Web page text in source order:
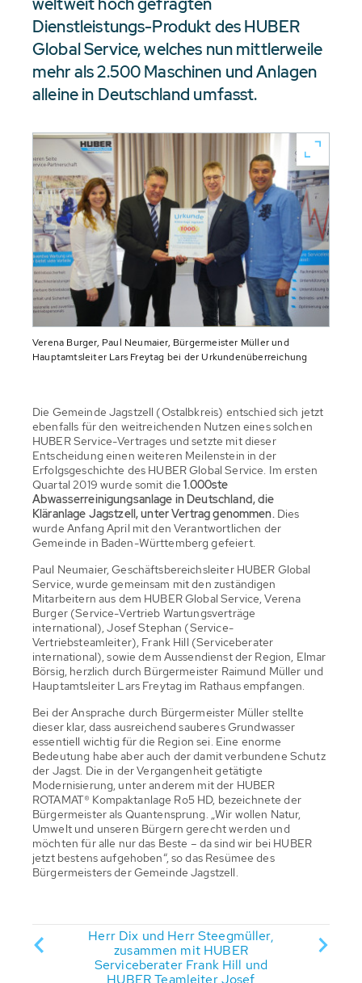
Dienstleistungs-Produkt des HUBER
Global Service, welches nun mittlerweile
mehr als 2.500 Maschinen und Anlagen
alleine in Deutschland umfasst.
Verena Burger, Paul Neumaier, Bürgermeister Müller und
Hauptamtsleiter Lars Freytag bei der Urkundenüberreichung
Die Gemeinde Jagstzell (Ostalbkreis) entschied sich jetzt
ebenfalls für den weitreichenden Nutzen eines solchen
HUBER Service-Vertrages und setzte mit dieser
Entscheidung einen weiteren Meilenstein in der
Erfolgsgeschichte des HUBER Global Service. Im ersten
Quartal 2019 wurde somit die1.000ste
Abwasserreinigungsanlage in Deutschland, die
Kläranlage Jagstzell, unter Vertrag genommen.Dies
wurde Anfang April mit den Verantwortlichen der
Gemeinde in Baden-Württemberg gefeiert.
Paul Neumaier, Geschäftsbereichsleiter HUBER Global
Service, wurde gemeinsam mit den zuständigen
Mitarbeitern aus dem HUBER Global Service, Verena
Burger (Service-Vertrieb Wartungsverträge
international), Josef Stephan (Service-
Vertriebsteamleiter), Frank Hill (Serviceberater
international), sowie dem Aussendienst der Region, Elmar
Börsig, herzlich durch Bürgermeister Raimund Müller und
Hauptamtsleiter Lars Freytag im Rathaus empfangen.
Bei der Ansprache durch Bürgermeister Müller stellte
dieser klar, dass ausreichend sauberes Grundwasser
essentiell wichtig für die Region sei. Eine enorme
Bedeutung habe aber auch der damit verbundene Schutz
der Jagst. Die in der Vergangenheit getätigte
Modernisierung, unter anderem mit der HUBER
ROTAMAT® Kompaktanlage Ro5 HD, bezeichnete der
Bürgermeister als Quantensprung. „Wir wollen Natur,
Umwelt und unseren Bürgern gerecht werden und
möchten für alle nur das Beste – da sind wir bei HUBER
jetzt bestens aufgehoben“, so das Resümee des
Bürgermeisters der Gemeinde Jagstzell.
Herr Dix und Herr Steegmüller,
zusammen mit HUBER
Serviceberater Frank Hill und
HUBER Teamleiter Josef